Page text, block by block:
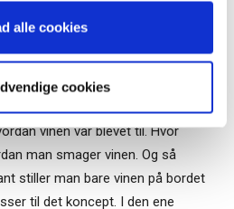
alle cookies
cookies
jeg har styr på alle detaljer for
havde en restaurant, hvor
vinen var blevet til. Hvor
man smager vinen. Og så
stiller man bare vinen på bordet
til det koncept. I den ene
Tilmeld